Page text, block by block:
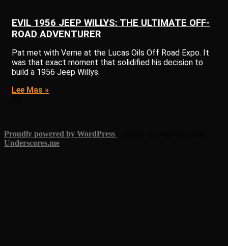
EVIL 1956 JEEP WILLYS: THE ULTIMATE OFF-
ROAD ADVENTURER
Pat met with Verne at the Lucas Oils Off Road Expo. It
was that exact moment that solidified his decision to
build a 1956 Jeep Willys.
Lee Mas »
Proudly powered by WordPress
Underscores.me